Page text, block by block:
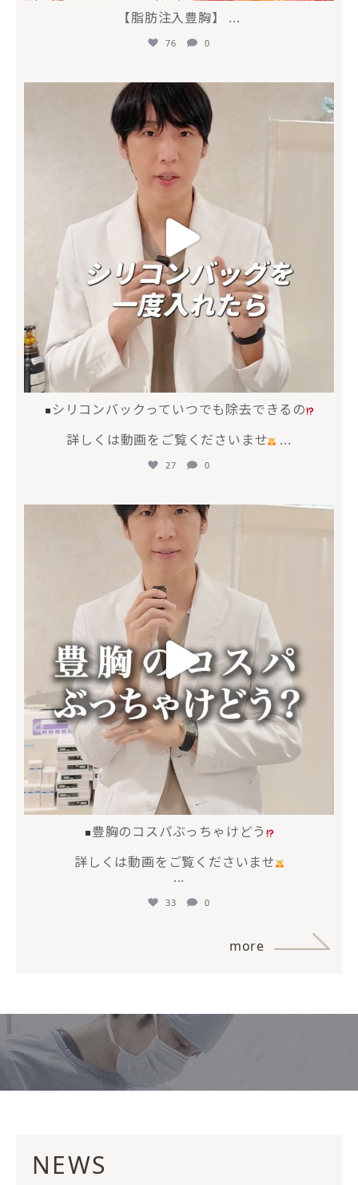
【脂肪注入豊胸】 ...
76 0
mycli.honda
6月 26
シリコンバックっていつでも除去できるの
詳しくは動画をご覧くださいませ
...
27 0
mycli.honda
6月 17
豊胸のコスパぶっちゃけどう
詳しくは動画をご覧くださいませ
...
33 0
more
NEWS